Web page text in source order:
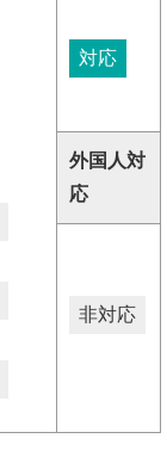
対応
外国人対
応
非対応